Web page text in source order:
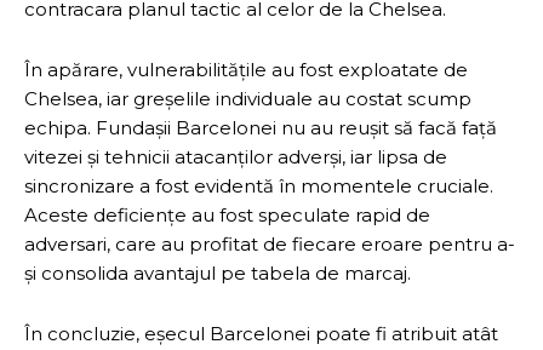
contracara planul tactic al celor de la Chelsea.
În apărare, vulnerabilitățile au fost exploatate de
Chelsea, iar greșelile individuale au costat scump
echipa. Fundașii Barcelonei nu au reușit să facă față
vitezei și tehnicii atacanților adverși, iar lipsa de
sincronizare a fost evidentă în momentele cruciale.
Aceste deficiențe au fost speculate rapid de
adversari, care au profitat de fiecare eroare pentru a-
și consolida avantajul pe tabela de marcaj.
În concluzie, eșecul Barcelonei poate fi atribuit atât